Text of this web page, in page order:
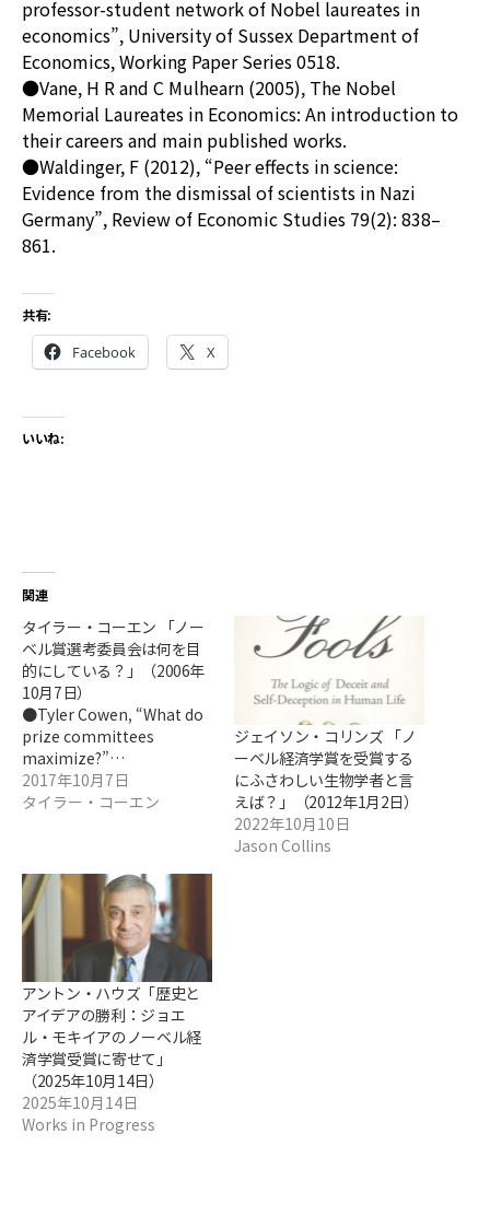
professor-student network of Nobel laureates in
economics”, University of Sussex Department of
Economics, Working Paper Series 0518.
●Vane, H R and C Mulhearn (2005), The Nobel
Memorial Laureates in Economics: An introduction to
their careers and main published works.
●Waldinger, F (2012), “Peer effects in science:
Evidence from the dismissal of scientists in Nazi
Germany”, Review of Economic Studies 79(2): 838–
861.
共有:
Facebook X
いいね:
関連
タイラー・コーエン 「ノー
ベル賞選考委員会は何を目
的にしている？」（2006年
10月7日）
●Tyler Cowen, “What do
prize committees
maximize?”…
2017年10月7日
タイラー・コーエン
ジェイソン・コリンズ 「ノ
ーベル経済学賞を受賞する
にふさわしい生物学者と言
えば？」（2012年1月2日）
2022年10月10日
Jason Collins
アントン・ハウズ「歴史と
アイデアの勝利：ジョエ
ル・モキイアのノーベル経
済学賞受賞に寄せて」
（2025年10月14日）
2025年10月14日
Works in Progress